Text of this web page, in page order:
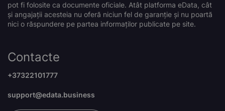
pot fi folosite ca documente oficiale. Atât platforma eData, cât
și angajații acesteia nu oferă niciun fel de garanție și nu poartă
nici o răspundere pe partea informaților publicate pe site.
Contacte
+37322101777
support@edata.business